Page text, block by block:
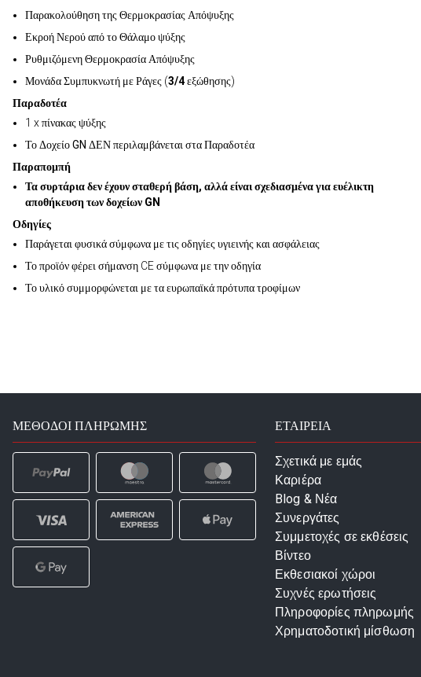
Παρακολούθηση της Θερμοκρασίας Απόψυξης
Εκροή Νερού από το Θάλαμο ψύξης
Ρυθμιζόμενη Θερμοκρασία Απόψυξης
Μονάδα Συμπυκνωτή με Ράγες (3/4εξώθησης)
Παραδοτέα
1 x πίνακας ψύξης
Το Δοχείο GN ΔΕΝ περιλαμβάνεται στα Παραδοτέα
Παραπομπή
Τα συρτάρια δεν έχουν σταθερή βάση, αλλά είναι σχεδιασμένα για ευέλικτη
αποθήκευση των δοχείων GN
Οδηγίες
Παράγεται φυσικά σύμφωνα με τις οδηγίες υγιεινής και ασφάλειας
Το προϊόν φέρει σήμανση CE σύμφωνα με την οδηγία
Το υλικό συμμορφώνεται με τα ευρωπαϊκά πρότυπα τροφίμων
ΜΈΘΟΔΟΙ ΠΛΗΡΩΜΉΣ ΕΤΑΙΡΕΙΑ
Σχετικά με εμάς
Καριέρα
Blog & Νέα
Συνεργάτες
Συμμετοχές σε εκθέσεις
Βίντεο
Εκθεσιακοί χώροι
Συχνές ερωτήσεις
Πληροφορίες πληρωμής
Χρηματοδοτική μίσθωση